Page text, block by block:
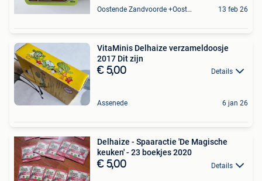
Oostende Zandvoorde +Oostende 13 feb 26
VitaMinis Delhaize verzameldoosje
2017 Dit zijn
€ 5,00 Details
Assenede 6 jan 26
Delhaize - Spaaractie 'De Magische
keuken' - 23 boekjes 2020
€ 5,00 Details